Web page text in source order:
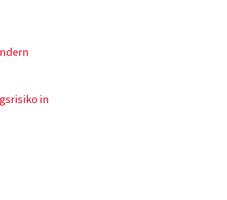
in